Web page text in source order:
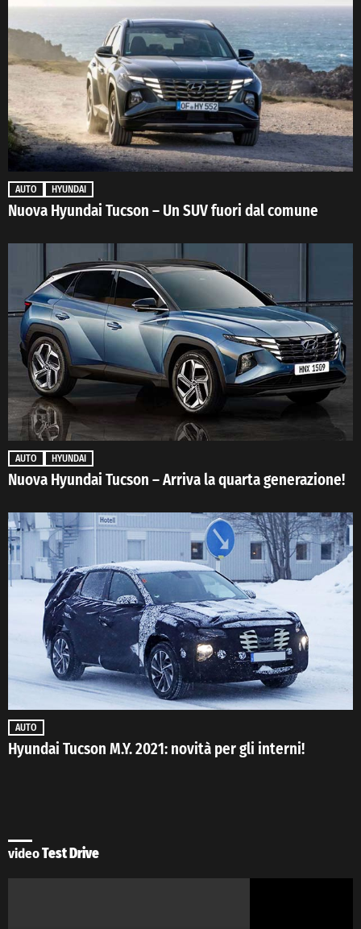
AUTO HYUNDAI
Nuova Hyundai Tucson – Un SUV fuori dal comune
AUTO HYUNDAI
Nuova Hyundai Tucson – Arriva la quarta generazione!
AUTO
Hyundai Tucson M.Y. 2021: novità per gli interni!
videoTest Drive